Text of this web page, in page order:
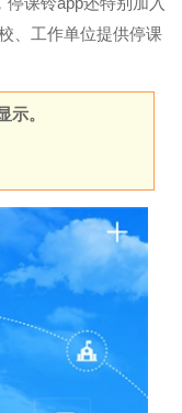
、工作单位提供停课
示。